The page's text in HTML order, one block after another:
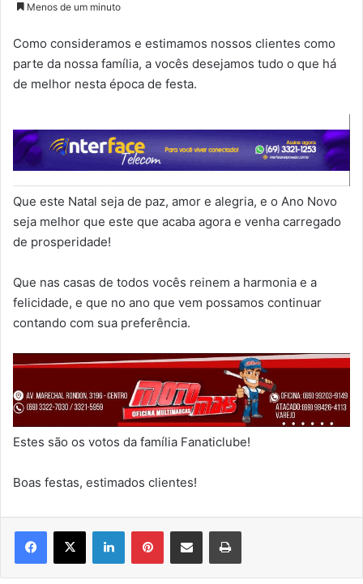
Menos de um minuto
Como consideramos e estimamos nossos clientes como
parte da nossa família, a vocês desejamos tudo o que há
de melhor nesta época de festa.
Que este Natal seja de paz, amor e alegria, e o Ano Novo
seja melhor que este que acaba agora e venha carregado
de prosperidade!
Que nas casas de todos vocês reinem a harmonia e a
felicidade, e que no ano que vem possamos continuar
contando com sua preferência.
Estes são os votos da família Fanaticlube!
Boas festas, estimados clientes!